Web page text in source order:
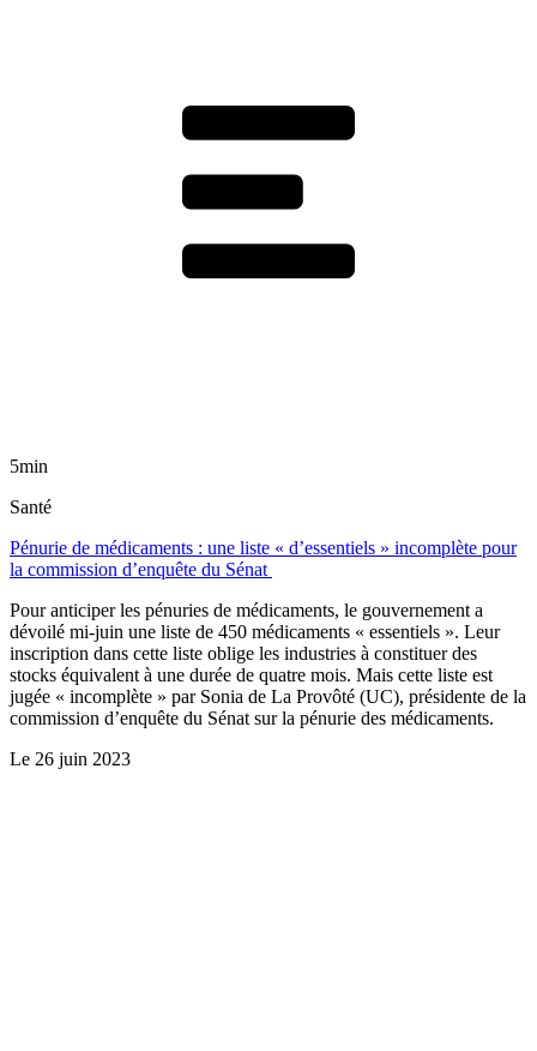
5min
Santé
Pénurie de médicaments : une liste « d’essentiels » incomplète pour
la commission d’enquête du Sénat
Pour anticiper les pénuries de médicaments, le gouvernement a
dévoilé mi-juin une liste de 450 médicaments « essentiels ». Leur
inscription dans cette liste oblige les industries à constituer des
stocks équivalent à une durée de quatre mois. Mais cette liste est
jugée « incomplète » par Sonia de La Provôté (UC), présidente de la
commission d’enquête du Sénat sur la pénurie des médicaments.
Le 26 juin 2023